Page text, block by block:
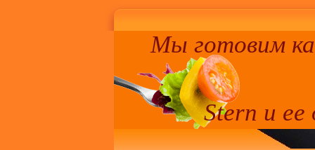
Мы готовим
Stern и ее